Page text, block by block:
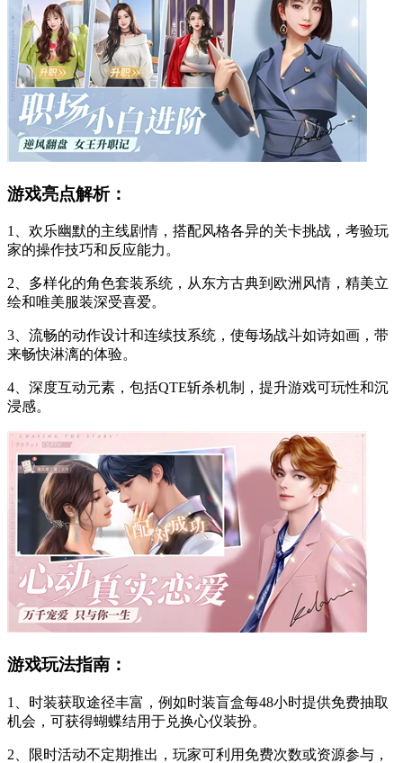
游戏亮点解析：
1、欢乐幽默的主线剧情，搭配风格各异的关卡挑战，考验玩
家的操作技巧和反应能力。
2、多样化的角色套装系统，从东方古典到欧洲风情，精美立
绘和唯美服装深受喜爱。
3、流畅的动作设计和连续技系统，使每场战斗如诗如画，带
来畅快淋漓的体验。
4、深度互动元素，包括QTE斩杀机制，提升游戏可玩性和沉
浸感。
游戏玩法指南：
1、时装获取途径丰富，例如时装盲盒每48小时提供免费抽取
机会，可获得蝴蝶结用于兑换心仪装扮。
2、限时活动不定期推出，玩家可利用免费次数或资源参与，